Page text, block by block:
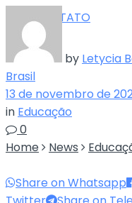
CONTATO
by Letycia
Brasil
13 de novembro de
in Educação
0
Home
News
Share on Whatsapp